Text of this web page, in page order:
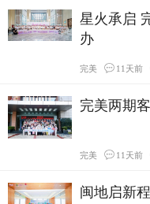
星火承启
办
完美 11天前
完美两期
完美 11天前
闽地启新